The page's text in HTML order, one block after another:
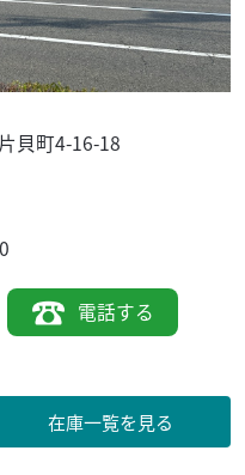
貝町4-16-18
電話する
在庫一覧を見る